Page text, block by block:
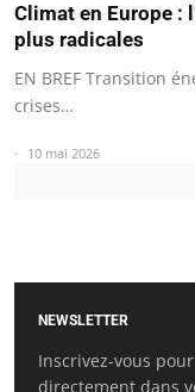
Climat en Europe :
plus radicales
EN BREF Transition
crises…
10 mai 2026
NEWSLETTER
Inscrivez-vous
directement dans